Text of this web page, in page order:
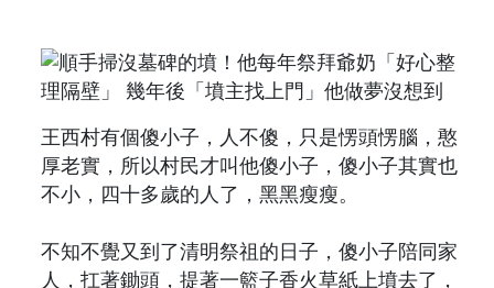
王西村有個傻小子，人不傻，只是愣頭愣腦，憨
厚老實，所以村民才叫他傻小子，傻小子其實也
不小，四十多歲的人了，黑黑瘦瘦。
不知不覺又到了清明祭祖的日子，傻小子陪同家
人，扛著鋤頭，提著一籃子香火草紙上墳去了，